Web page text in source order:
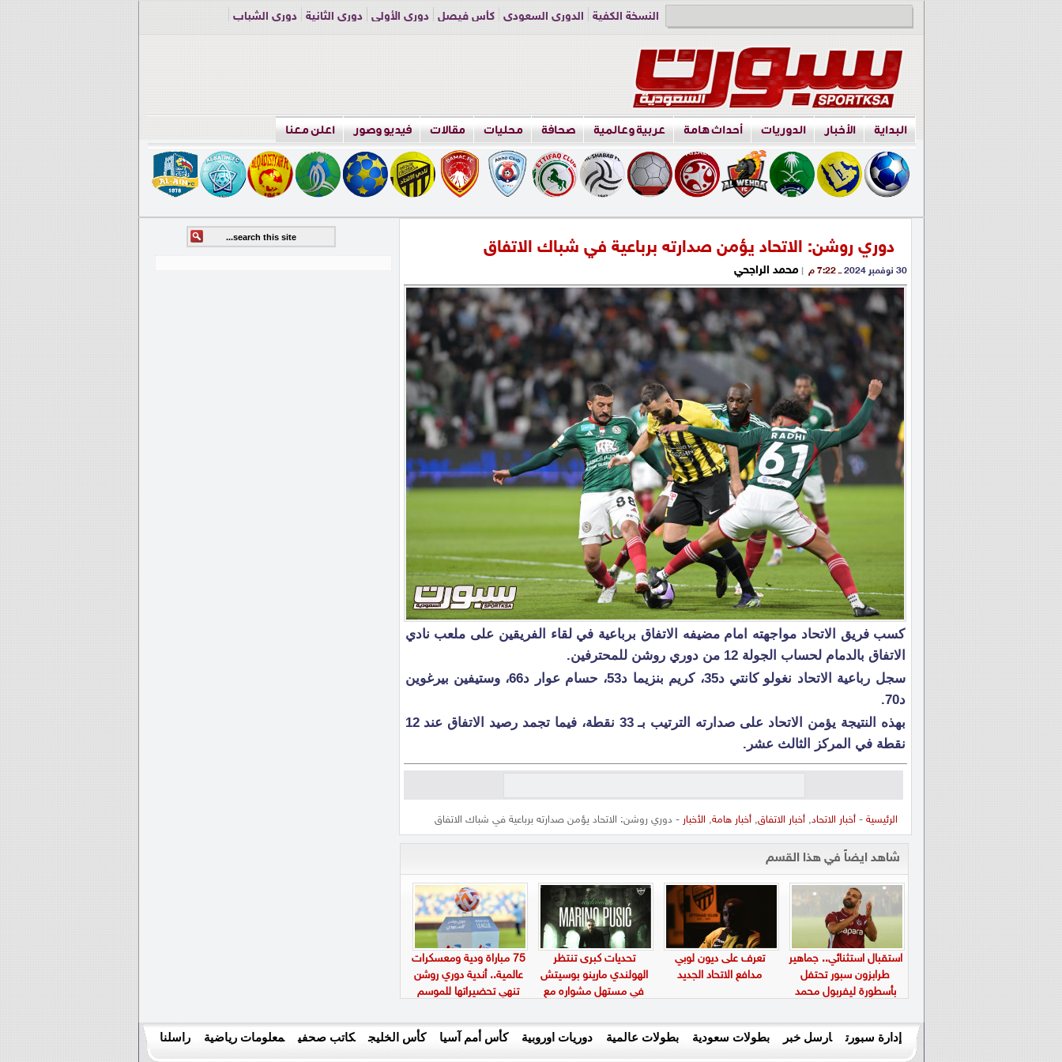
النسخة الكفية الدوري السعودي كأس فيصل دوري الأولى دوري الثانية
دوري الشباب
البداية الأخبار الدوريات أحداث هامة عربية وعالمية صحافة محليات مقالات فيديو وصور اعلن معنا
دوري روشن: الاتحاد يؤمن صدارته برباعية في شباك الاتفاق
30 نوفمبر 2024 ــ 7:22 م | محمد الراجحي
كسب فريق الاتحاد مواجهته امام مضيفه الاتفاق برباعية في لقاء الفريقين على ملعب نادي
الاتفاق بالدمام لحساب الجولة 12 من دوري روشن للمحترفين.
سجل رباعية الاتحاد نغولو كانتي د35، كريم بنزيما د53، حسام عوار د66، وستيفين بيرغوين
د70.
بهذه النتيجة يؤمن الاتحاد على صدارته الترتيب بـ 33 نقطة، فيما تجمد رصيد الاتفاق عند 12
نقطة في المركز الثالث عشر.
الرئيسية -أخبار الاتحاد,أخبار الاتفاق,أخبار هامة, الأخبار - دوري روشن: الاتحاد يؤمن صدارته برباعية في شباك الاتفاق
شاهد ايضاً في هذا القسم
استقبال استثنائي.. جماهير
طرابزون سبور تحتفل
بأسطورة ليفربول محمد
تعرف على ديون لوبي
مدافع الاتحاد الجديد
تحديات كبرى تنتظر
الهولندي مارينو بوسيتش
في مستهل مشواره مع
75 مباراة ودية ومعسكرات
عالمية.. أندية دوري روشن
تنهي تحضيراتها للموسم
إدارة سبورت ارسل خبر بطولات سعودية بطولات عالمية دوريات اوروبية كأس أمم آسيا كأس الخليج كاتب صحفي معلومات رياضية راسلنا